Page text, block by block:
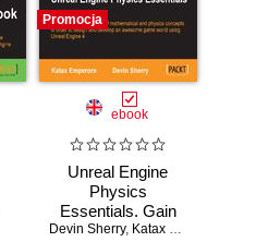
Promocja
ebook
Unreal Engine
Physics
Essentials. Gain
practical
Devin Sherry, Katax Emperore